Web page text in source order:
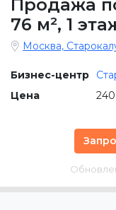
Продажа
76 м², 1
Москва,
Бизнес-центр
Цена